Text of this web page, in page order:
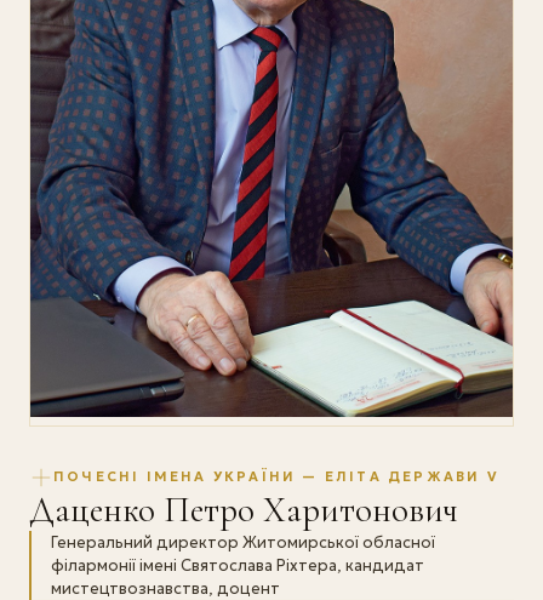
ПОЧЕСНІ ІМЕНА УКРАЇНИ — ЕЛІТА ДЕРЖАВИ V
Даценко Петро Харитонович
Генеральний директор Житомирської обласної
філармонії імені Святослава Ріхтера, кандидат
мистецтвознавства, доцент